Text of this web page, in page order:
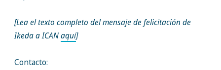
[Lea el texto completo del mensaje de felicitación de
Ikeda a ICANaquí]
Contacto: